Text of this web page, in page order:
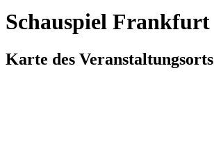
Schauspiel Frankfurt
Karte des Veranstaltungsorts